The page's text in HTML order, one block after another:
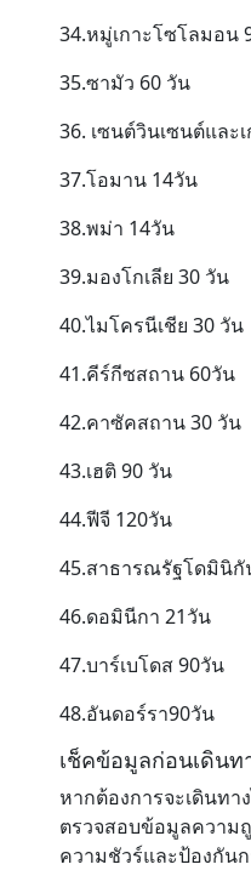
34.หมู่เกาะโซโลมอน
35.ซามัว 60 วัน
36. เซนต์วินเซนต์และ
37.โอมาน 14วัน
38.พม่า 14วัน
39.มองโกเลีย 30 วัน
40.ไมโครนีเชีย 30 วัน
41.คีร์กีซสถาน 60วัน
42.คาซัคสถาน 30 วัน
43.เฮติ 90 วัน
44.ฟีจี 120วัน
45.สาธารณรัฐโดมินิกั
46.ดอมินีกา 21วัน
47.บาร์เบโดส 90วัน
48.อันดอร์รา90วัน
เช็คข้อมูลก่อนเดินท
หากต้องการจะเดินทา
ตรวจสอบข้อมูลความ
ความชัวร์และป้องกัน